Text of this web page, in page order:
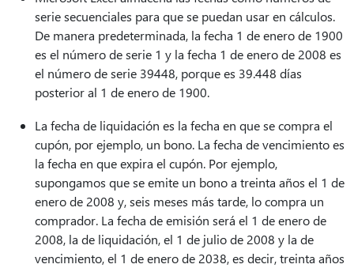
serie secuenciales para que se puedan usar en cálculos.
De manera predeterminada, la fecha 1 de enero de 1900
es el número de serie 1 y la fecha 1 de enero de 2008 es
el número de serie 39448, porque es 39.448 días
posterior al 1 de enero de 1900.
La fecha de liquidación es la fecha en que se compra el
cupón, por ejemplo, un bono. La fecha de vencimiento es
la fecha en que expira el cupón. Por ejemplo,
supongamos que se emite un bono a treinta años el 1 de
enero de 2008 y, seis meses más tarde, lo compra un
comprador. La fecha de emisión será el 1 de enero de
2008, la de liquidación, el 1 de julio de 2008 y la de
vencimiento, el 1 de enero de 2038, es decir, treinta años